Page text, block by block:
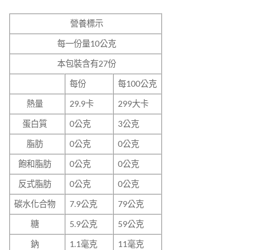
營養標示
每一份量10公克
本包裝含有27份
每份
每100公克
熱量
29.9卡
299大卡
蛋白質
0公克
3公克
脂肪
0公克
0公克
飽和脂肪
0公克
0公克
反式脂肪
0公克
0公克
碳水化合物
7.9公克
79公克
糖
5.9公克
59公克
鈉
1.1毫克 11毫克